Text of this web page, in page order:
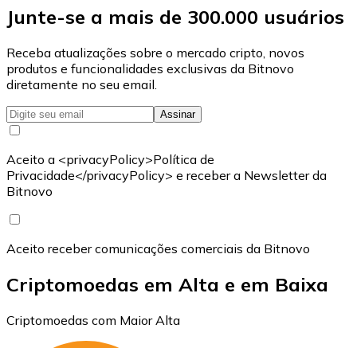
Junte-se a mais de 300.000 usuários
Receba atualizações sobre o mercado cripto, novos
produtos e funcionalidades exclusivas da Bitnovo
diretamente no seu email.
Assinar
Aceito a <privacyPolicy>Política de
Privacidade</privacyPolicy> e receber a Newsletter da
Bitnovo
Aceito receber comunicações comerciais da Bitnovo
Criptomoedas em Alta e em Baixa
Criptomoedas com Maior Alta